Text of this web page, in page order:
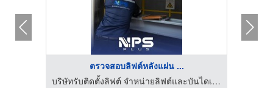
ตรวจสอบลิฟต์หลังแผ่น ...
บริษัทรับติดตั้งลิฟต์ จำหน่ายลิฟต์และบันไดเลื่อน | NPS PLUS